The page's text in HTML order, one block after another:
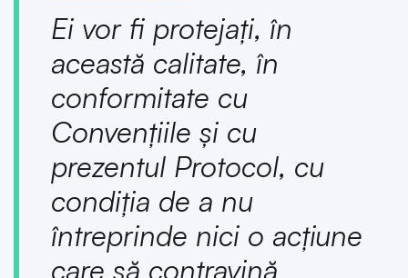
Ei vor fi protejaţi, în
această calitate, în
conformitate cu
Convenţiile şi cu
prezentul Protocol, cu
condiţia de a nu
întreprinde nici o acţiune
care să contravină